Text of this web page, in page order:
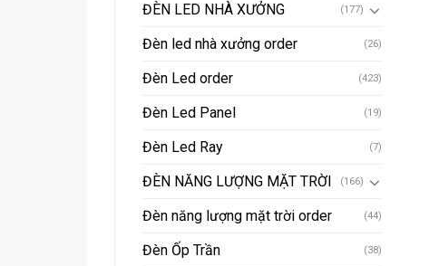
ĐÈN LED NHÀ XƯỞNG (177)
Đèn led nhà xưởng order (26)
Đèn Led order (423)
Đèn Led Panel (19)
Đèn Led Ray (7)
ĐÈN NĂNG LƯỢNG MẶT TRỜI (166)
Đèn năng lượng mặt trời order (44)
Đèn Ốp Trần (38)